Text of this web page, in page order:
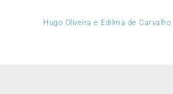
Hugo Oliveira e Edilma de Carvalho